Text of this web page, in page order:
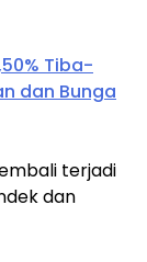
Tiba-
dan Bunga
terjadi
dan